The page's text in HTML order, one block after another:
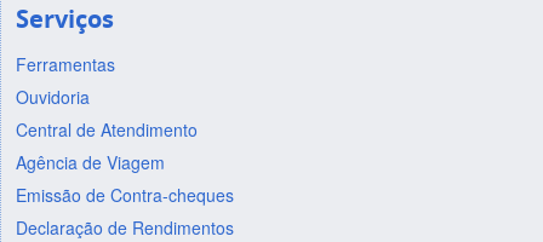
Serviços
Ferramentas
Ouvidoria
Central de Atendimento
Agência de Viagem
Emissão de Contra-cheques
Declaração de Rendimentos